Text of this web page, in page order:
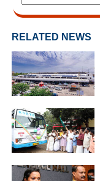
RELATED NEWS